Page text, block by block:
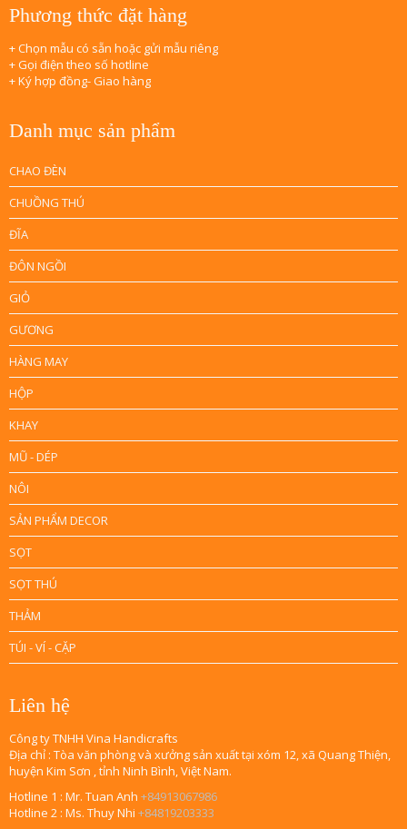
Phương thức đặt hàng
+ Chọn mẫu có sẵn hoặc gửi mẫu riêng
+ Gọi điện theo số hotline
+ Ký hợp đồng- Giao hàng
Danh mục sản phẩm
CHAO ĐÈN
CHUỒNG THÚ
ĐĨA
ĐÔN NGỒI
GIỎ
GƯƠNG
HÀNG MAY
HỘP
KHAY
MŨ - DÉP
NÔI
SẢN PHẨM DECOR
SỌT
SỌT THÚ
THẢM
TÚI - VÍ - CẶP
Liên hệ
Công ty TNHH Vina Handicrafts
Địa chỉ : Tòa văn phòng và xưởng sản xuất tại xóm 12, xã Quang Thiện,
huyện Kim Sơn , tỉnh Ninh Bình, Việt Nam.
Hotline 1 : Mr. Tuan Anh +84913067986
Hotline 2 : Ms. Thuy Nhi +84819203333